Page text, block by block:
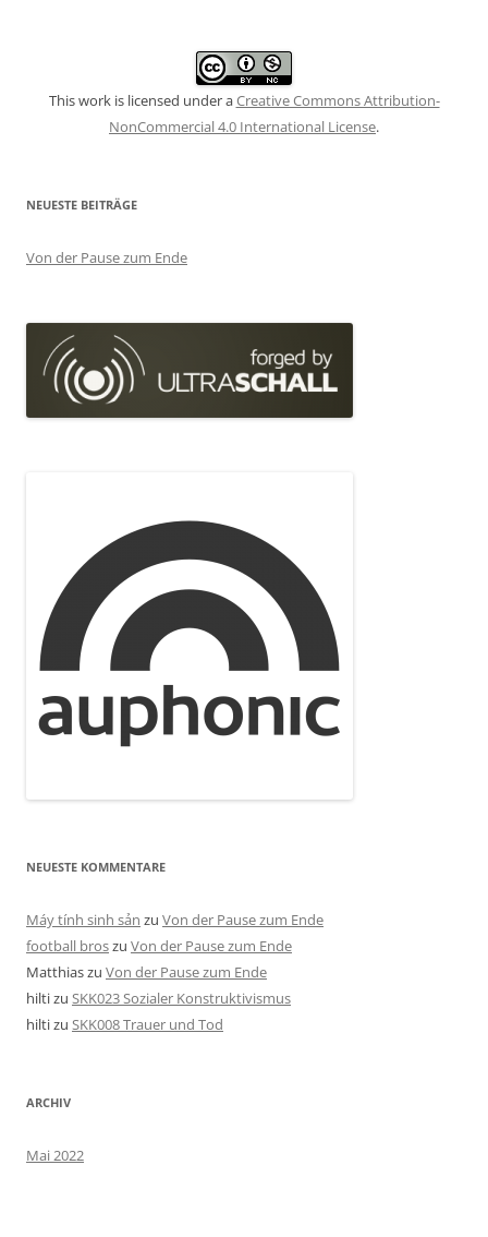
This work is licensed under aCreative Commons Attribution-
NonCommercial 4.0 International License.
NEUESTE BEITRÄGE
Von der Pause zum Ende
NEUESTE KOMMENTARE
Máy tính sinh sản zu Von der Pause zum Ende
football broszu Von der Pause zum Ende
Matthiaszu Von der Pause zum Ende
hiltizu SKK023 Sozialer Konstruktivismus
hiltizu SKK008 Trauer und Tod
ARCHIV
Mai 2022